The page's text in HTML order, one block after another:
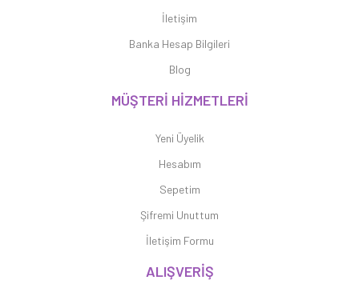
İletişim
Banka Hesap Bilgileri
Blog
MÜŞTERİ HİZMETLERİ
Yeni Üyelik
Hesabım
Sepetim
Şifremi Unuttum
İletişim Formu
ALIŞVERİŞ